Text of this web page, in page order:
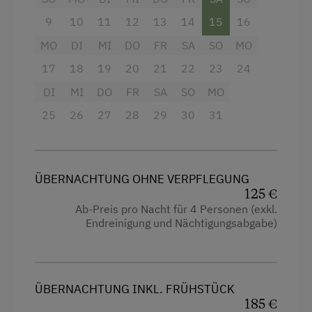
Fitnesscenter
Jogging-Routen
Kochen und Backen
Leihrodeln
Liegewiese
Radwege
Schneeschuhwanderung
Gerne bieten wir unseren Gästen im
Appartement Frühstück oder Halbpension an!
Aussicht auf eine Berglandschaft
Balkon/Terrasse
Garten
9
10
11
12
13
14
15
16
MO
17
DI
18
MI
19
DO
20
FR
21
SA
22
SO
23
MO
24
DI
25
MI
26
DO
27
FR
28
SA
29
SO
30
MO
31
ÜBERNACHTUNG OHNE VERPFLEGUNG
125 €
Ab-Preis pro Nacht für 4 Personen (exkl.
Endreinigung und Nächtigungsabgabe)
ÜBERNACHTUNG INKL. FRÜHSTÜCK
185 €